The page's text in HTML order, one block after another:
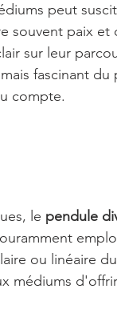
peut
souvent paix et
sur leur
fascinant du
compte.
le pendule
ou linéaire du
médiums